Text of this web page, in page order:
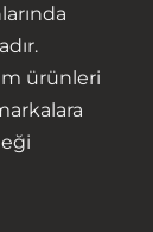
ürünleri